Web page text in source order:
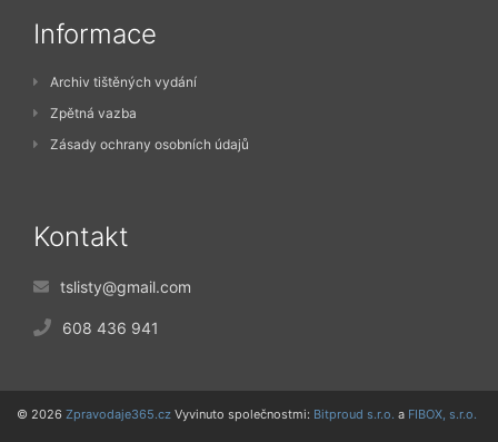
Informace
Archiv tištěných vydání
Zpětná vazba
Zásady ochrany osobních údajů
Kontakt
tslisty@gmail.com
608 436 941
© 2026 Zpravodaje365.cz Vyvinuto společnostmi: Bitproud s.r.o. a FIBOX, s.r.o.